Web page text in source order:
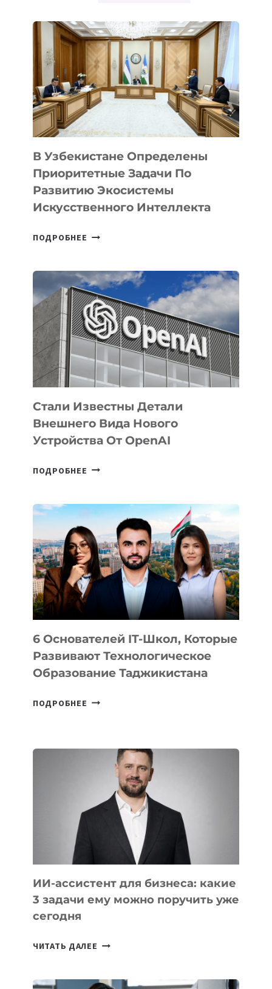
В Узбекистане Определены
Приоритетные Задачи По
Развитию Экосистемы
Искусственного Интеллекта
ПОДРОБНЕЕ
ПРИОРИТЕТНЫЕ
ЗАДАЧИ
ПО
РАЗВИТИЮ
ЭКОСИСТЕМЫ
ИСКУССТВЕННОГО
ИНТЕЛЛЕКТА
Стали Известны Детали
Внешнего Вида Нового
Устройства От OpenAI
ПОДРОБНЕЕ СТАЛИ
ВНЕШНЕГО
ВИДА
НОВОГО
УСТРОЙСТВА
ОТ
OPENAI
6 Основателей IT-Школ, Которые
Развивают Технологическое
Образование Таджикистана
ПОДРОБНЕЕ 6
КОТОРЫЕ
РАЗВИВАЮТ
ТЕХНОЛОГИЧЕСКОЕ
ОБРАЗОВАНИЕ
ТАДЖИКИСТАНА
ИИ-ассистент для бизнеса: какие
3 задачи ему можно поручить уже
сегодня
ЧИТАТЬ ДАЛЕЕ ИИ-